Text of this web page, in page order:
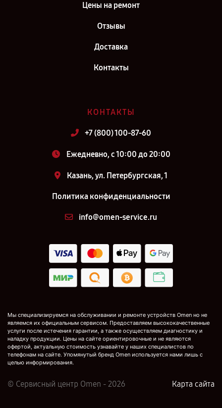
Цены на ремонт
Отзывы
Доставка
Контакты
КОНТАКТЫ
+7 (800) 100-87-60
Ежедневно, с 10:00 до 20:00
Казань, ул. Петербургская, 1
Политика конфиденциальности
info@omen-service.ru
Мы специализируемся на обслуживании и ремонте устройств Omen но не
являемся их официальным сервисом. Предоставляем высококачественные
услуги после истечения гарантии, а также осуществляем диагностику и
наладку продукции. Цены на сайте ориентировочные и не являются
офертой, актуальную стоимость узнавайте у наших специалистов по
телефонам на сайте. Упомянутый бренд Omen используется нами лишь с
целью информирования.
© Сервисный центр Omen - 2026 Карта сайта